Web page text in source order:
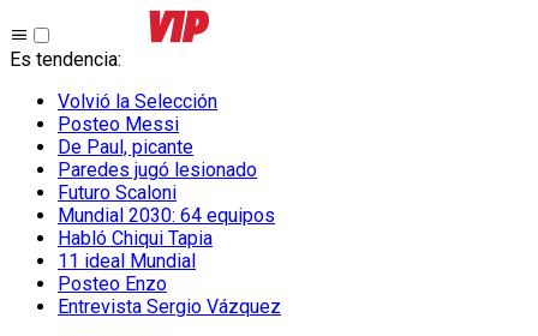
Es tendencia:
Volvió la Selección
Posteo Messi
De Paul, picante
Paredes jugó lesionado
Futuro Scaloni
Mundial 2030: 64 equipos
Habló Chiqui Tapia
11 ideal Mundial
Posteo Enzo
Entrevista Sergio Vázquez